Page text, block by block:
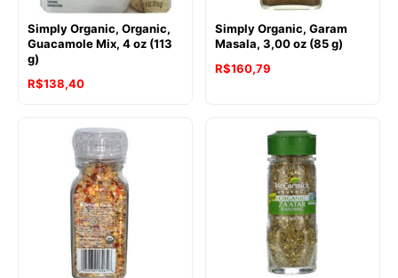
Simply Organic, Organic,
Guacamole Mix, 4 oz (113
g)
R$138,40
Simply Organic, Garam
Masala, 3,00 oz (85 g)
R$160,79